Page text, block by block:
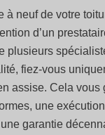
à neuf de votre
d’un
plusieurs
fiez-vous
assise. Cela vous
une
garantie